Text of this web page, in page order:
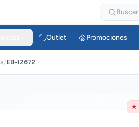
Outlet Promociones
/EB-12672
★